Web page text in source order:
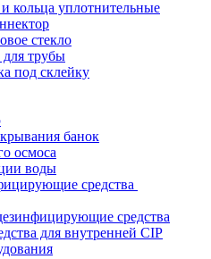
кольца уплотнительные
стекло
трубы
под склейку
банок
осмоса
воды
средства
средства
для внутренней CIP